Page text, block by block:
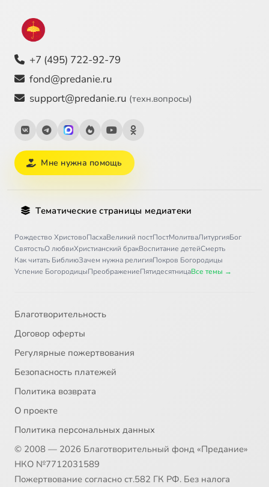
+7 (495) 722-92-79
fond@predanie.ru
support@predanie.ru (техн.вопросы)
Мне нужна помощь
Тематические страницы медиатеки
Рождество ХристовоПасхаВеликий постПостМолитваЛитургияБог
СвятостьО любвиХристианский бракВоспитание детейСмерть
Как читать БиблиюЗачем нужна религияПокров Богородицы
Успение БогородицыПреображениеПятидесятницаВсе темы →
Благотворительность
Договор оферты
Регулярные пожертвования
Безопасность платежей
Политика возврата
О проекте
Политика персональных данных
© 2008 — 2026 Благотворительный фонд «Предание»
НКО №7712031589
Пожертвование согласно ст.582 ГК РФ. Без налога